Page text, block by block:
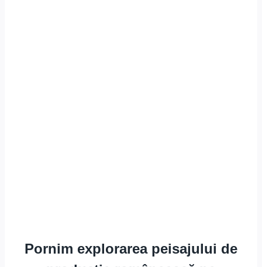
Pornim explorarea peisajului de